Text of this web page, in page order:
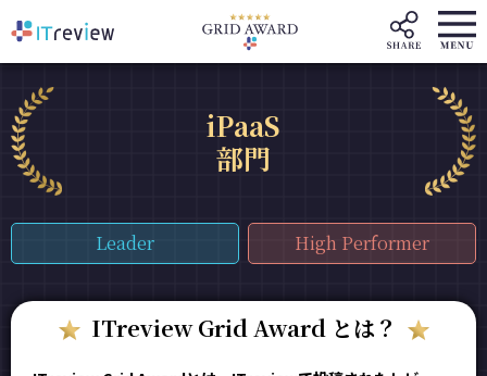
iPaaS
部門
Leader High Performer
ITreview Grid Award とは？